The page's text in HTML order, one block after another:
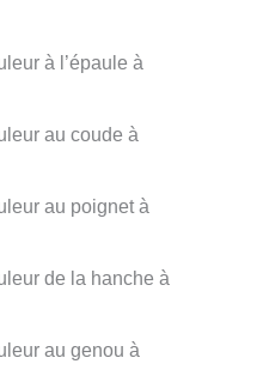
à l’épaule à
au coude à
au poignet à
de la hanche à
au genou à